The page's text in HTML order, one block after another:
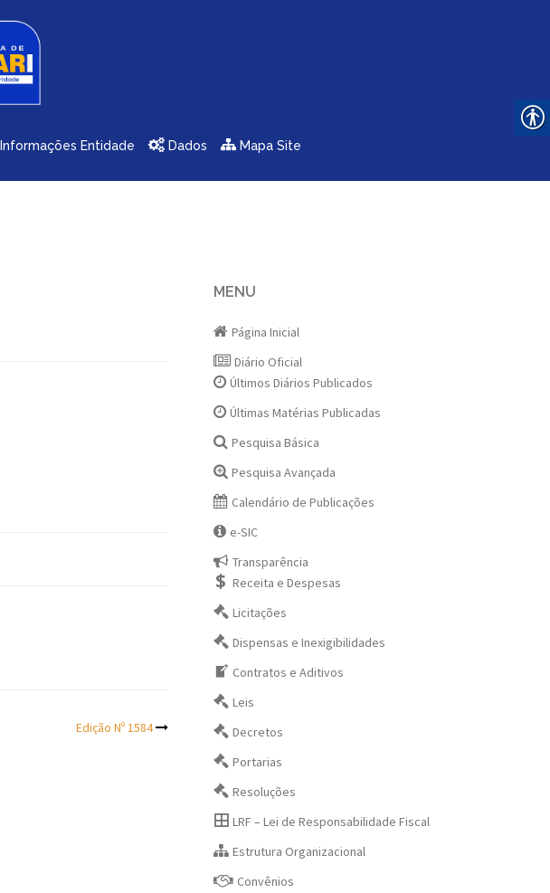
Informações Entidade Dados Mapa Site
Edição Nº 1584
MENU
Página Inicial
Diário Oficial
Últimos Diários Publicados
Últimas Matérias Publicadas
Pesquisa Básica
Pesquisa Avançada
Calendário de Publicações
e-SIC
Transparência
Receita e Despesas
Licitações
Dispensas e Inexigibilidades
Contratos e Aditivos
Leis
Decretos
Portarias
Resoluções
LRF – Lei de Responsabilidade Fiscal
Estrutura Organizacional
Convênios